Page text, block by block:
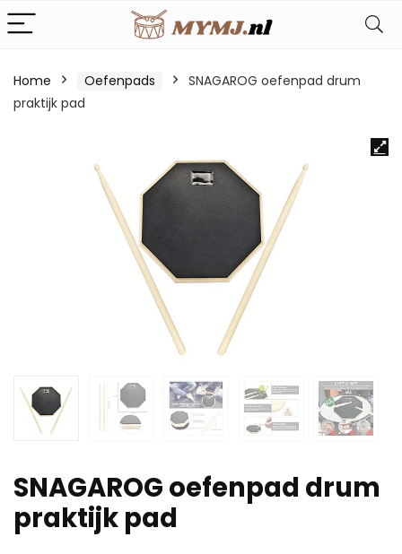
Home Oefenpads
SNAGAROG oefenpad drum
praktijk pad
SNAGAROG oefenpad drum
praktijk pad